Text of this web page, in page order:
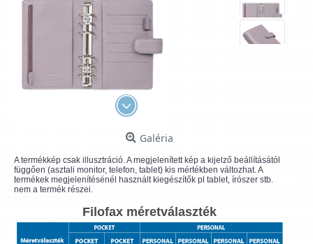
Galéria
A termékkép csak illusztráció. A megjelenített kép a kijelző beállításától
függően (asztali monitor, telefon, tablet) kis mértékben változhat. A
termékek megjelenítésénél használt kiegészítők pl tablet, írószer stb.
nem a termék részei.
Filofax méretválaszték